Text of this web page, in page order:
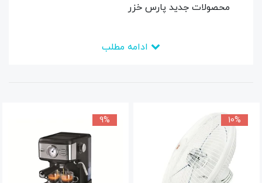
محصولات جدید پارس خزر
10%
9%